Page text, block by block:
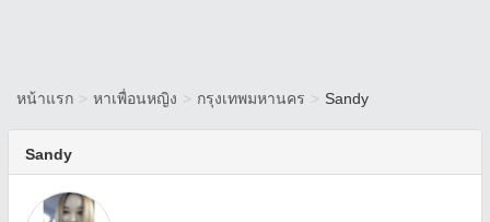
หน้าแรก > หาเพื่อนหญิง > กรุงเทพมหานคร > Sandy
Sandy